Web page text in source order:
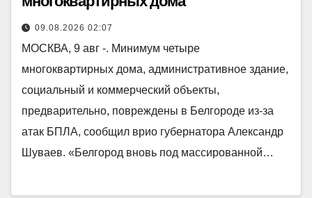
09.08.2026 02:07
МОСКВА, 9 авг -. Минимум четыре
многоквартирных дома, административное здание,
социальный и коммерческий объекты,
предварительно, повреждены в Белгороде из-за
атак БПЛА, сообщил врио губернатора Александр
Шуваев. «Белгород вновь под массированной…